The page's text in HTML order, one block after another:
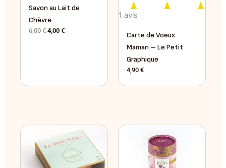
Savon au Lait de
Chèvre
6,00€ 4,00 €
1 avis
Carte de Voeux
Maman – Le Petit
Graphique
4,90 €
prix
initial
était :
5,90 €.
prix
actuel
est :
5,00 €.